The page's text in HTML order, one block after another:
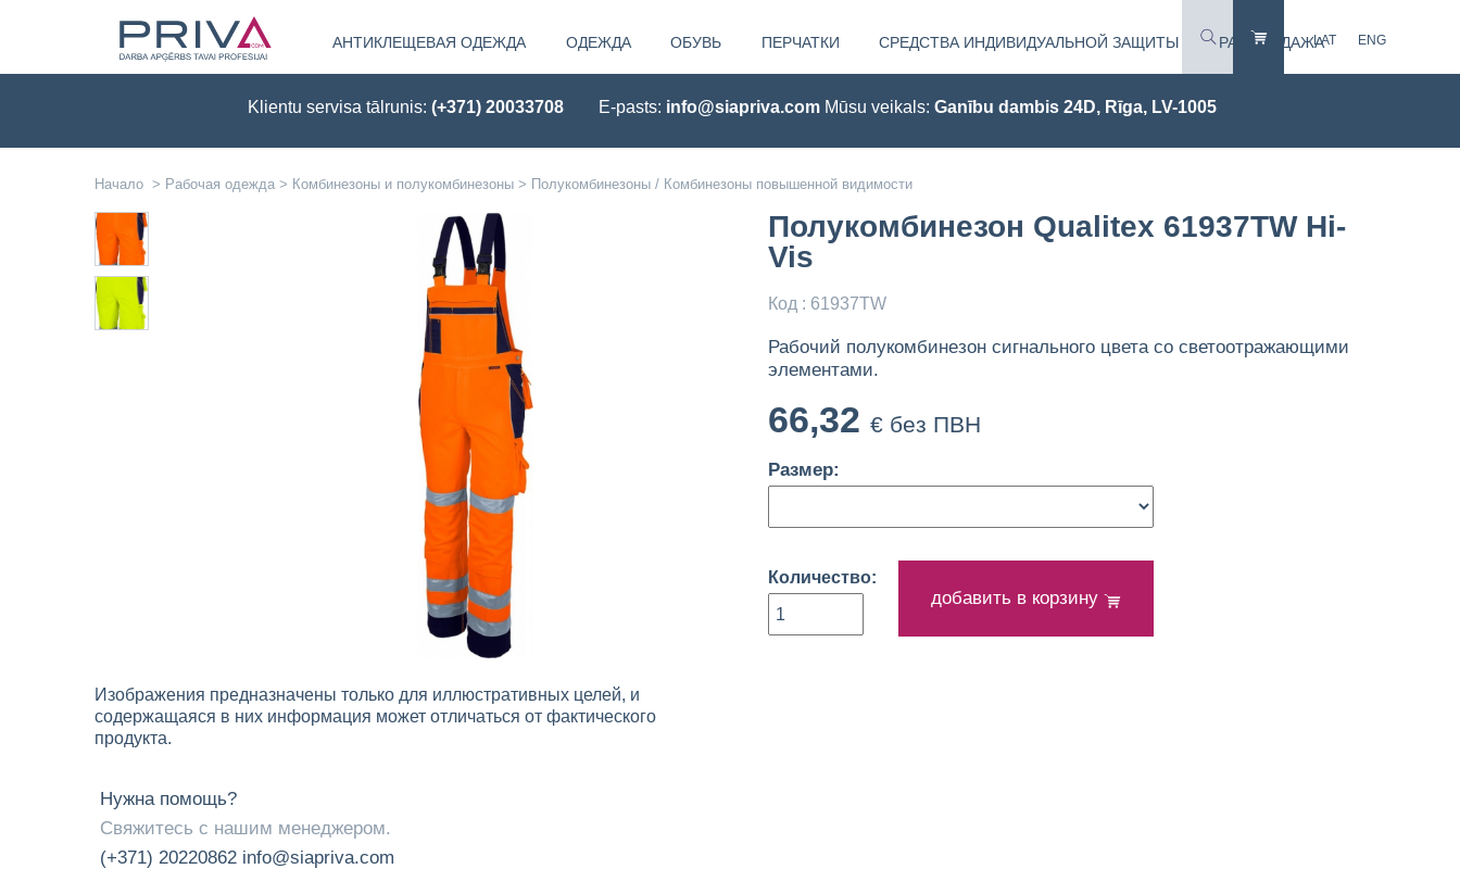
АНТИКЛЕЩЕВАЯ ОДЕЖДА OДЕЖДА ОБУВЬ ПЕРЧАТКИ СРЕДСТВА ИНДИВИДУАЛЬНОЙ ЗАЩИТЫ РАСПРОДАЖАLAT ENG
Klientu servisa tālrunis: (+371) 20033708 E-pasts: info@siapriva.com Mūsu veikals: Ganību dambis 24D, Rīga, LV-1005
Начало > Рабочая одежда > Комбинезоны и полукомбинезоны > Полукомбинезоны / Комбинезоны повышенной видимости
Изображения предназначены только для иллюстративных целей, и
содержащаяся в них информация может отличаться от фактического
продукта.
Нужна помощь?
Свяжитесь с нашим менеджером.
(+371) 20220862 info@siapriva.com
Полукомбинезон Qualitex 61937TW Hi-
Vis
Код : 61937TW
Рабочий полукомбинезон сигнального цвета со светоотражающими
элементами.
66,32 € без ПВН
Размер:
Количество:
добавить в корзину